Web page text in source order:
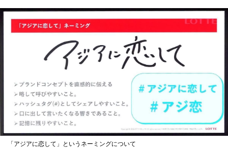
「アジアに恋して」というネーミングについて